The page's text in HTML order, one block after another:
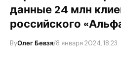
данные 24 млн
российского
ByОлег Бевзя/8 января 2024, 18:23